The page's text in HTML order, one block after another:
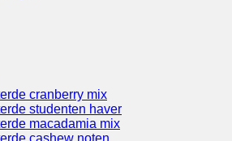
cranberry mix
studenten haver
macadamia mix
cashew noten